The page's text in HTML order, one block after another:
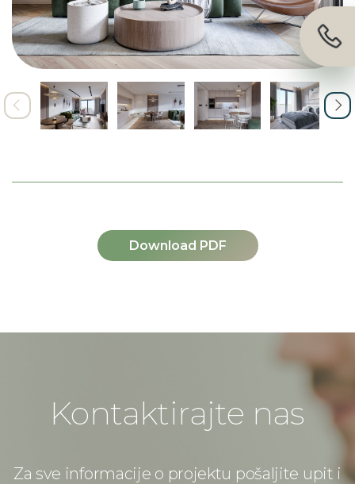
Download PDF
Kontaktirajte nas
Za sve informacije o projektu pošaljite upit i